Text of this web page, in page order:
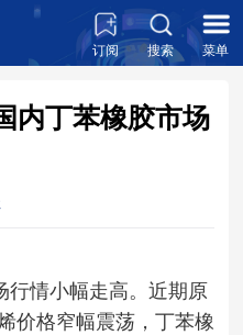
订阅 搜索 菜单
内丁苯橡胶市场
行情小幅走高。近期原
价格窄幅震荡，丁苯橡